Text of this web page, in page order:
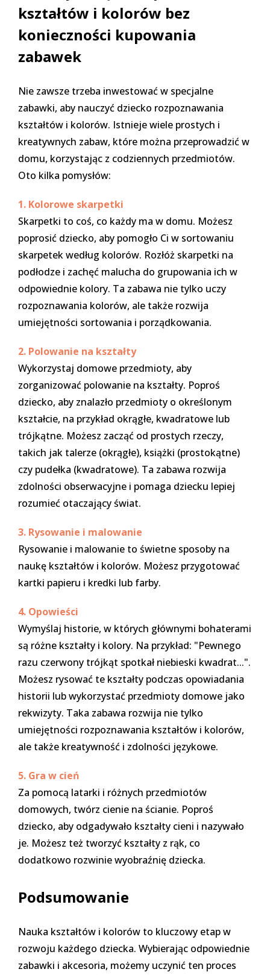
kształtów i kolorów bez
konieczności kupowania
zabawek
Nie zawsze trzeba inwestować w specjalne
zabawki, aby nauczyć dziecko rozpoznawania
kształtów i kolorów. Istnieje wiele prostych i
kreatywnych zabaw, które można przeprowadzić w
domu, korzystając z codziennych przedmiotów.
Oto kilka pomysłów:
1. Kolorowe skarpetki
Skarpetki to coś, co każdy ma w domu. Możesz
poprosić dziecko, aby pomogło Ci w sortowaniu
skarpetek według kolorów. Rozłóż skarpetki na
podłodze i zachęć malucha do grupowania ich w
odpowiednie kolory. Ta zabawa nie tylko uczy
rozpoznawania kolorów, ale także rozwija
umiejętności sortowania i porządkowania.
2. Polowanie na kształty
Wykorzystaj domowe przedmioty, aby
zorganizować polowanie na kształty. Poproś
dziecko, aby znalazło przedmioty o określonym
kształcie, na przykład okrągłe, kwadratowe lub
trójkątne. Możesz zacząć od prostych rzeczy,
takich jak talerze (okrągłe), książki (prostokątne)
czy pudełka (kwadratowe). Ta zabawa rozwija
zdolności obserwacyjne i pomaga dziecku lepiej
rozumieć otaczający świat.
3. Rysowanie i malowanie
Rysowanie i malowanie to świetne sposoby na
naukę kształtów i kolorów. Możesz przygotować
kartki papieru i kredki lub farby.
4. Opowieści
Wymyślaj historie, w których głównymi bohaterami
są różne kształty i kolory. Na przykład: "Pewnego
razu czerwony trójkąt spotkał niebieski kwadrat...".
Możesz rysować te kształty podczas opowiadania
historii lub wykorzystać przedmioty domowe jako
rekwizyty. Taka zabawa rozwija nie tylko
umiejętności rozpoznawania kształtów i kolorów,
ale także kreatywność i zdolności językowe.
5. Gra w cień
Za pomocą latarki i różnych przedmiotów
domowych, twórz cienie na ścianie. Poproś
dziecko, aby odgadywało kształty cieni i nazywało
je. Możesz też tworzyć kształty z rąk, co
dodatkowo rozwinie wyobraźnię dziecka.
Podsumowanie
Nauka kształtów i kolorów to kluczowy etap w
rozwoju każdego dziecka. Wybierając odpowiednie
zabawki i akcesoria, możemy uczynić ten proces